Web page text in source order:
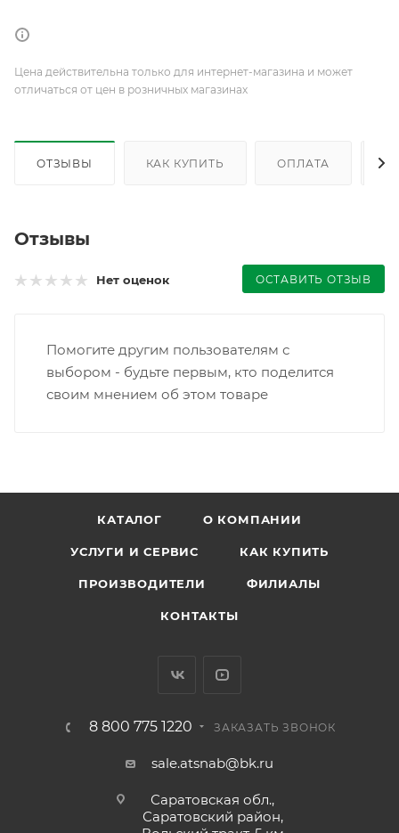
Цена действительна только для интернет-магазина и может
отличаться от цен в розничных магазинах
ОТЗЫВЫ КАК КУПИТЬ ОПЛАТА
Отзывы
Нет оценок ОСТАВИТЬ ОТЗЫВ
Помогите другим пользователям с
выбором - будьте первым, кто поделится
своим мнением об этом товаре
КАТАЛОГ О КОМПАНИИ
УСЛУГИ И СЕРВИС КАК КУПИТЬ
ПРОИЗВОДИТЕЛИ ФИЛИАЛЫ
КОНТАКТЫ
8 800 775 1220 ЗАКАЗАТЬ ЗВОНОК
sale.atsnab@bk.ru
Саратовская обл.,
Саратовский район,